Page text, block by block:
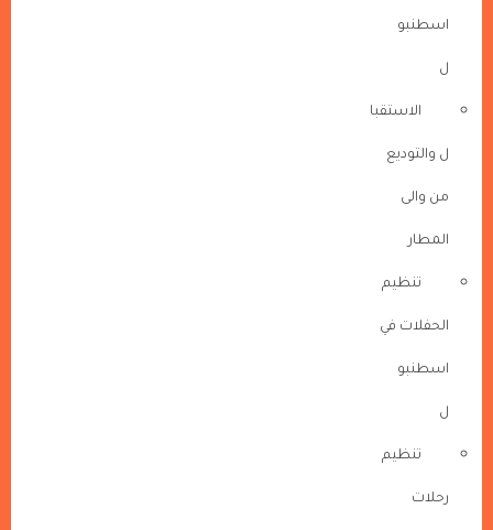
اسطنبو
ل
الاستقبا
ل والتوديع
من والى
المطار
تنظيم
الحفلات في
اسطنبو
ل
تنظيم
رحلات